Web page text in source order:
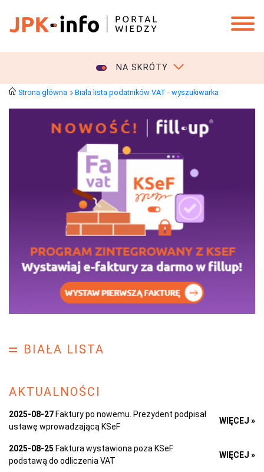
NA SKRÓTY
Strona główna Biała lista podatników VAT - wyszukiwarka
BIAŁA LISTA
AKTUALNOŚCI
2025-08-27 Faktury po nowemu. Prezydent podpisał
ustawę wprowadzającą KSeF
WIĘCEJ »
2025-08-25 Faktura wystawiona poza KSeF
podstawą do odliczenia VAT
WIĘCEJ »